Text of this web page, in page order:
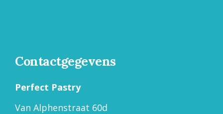
Contactgegevens
Perfect Pastry
Van Alphenstraat 60d